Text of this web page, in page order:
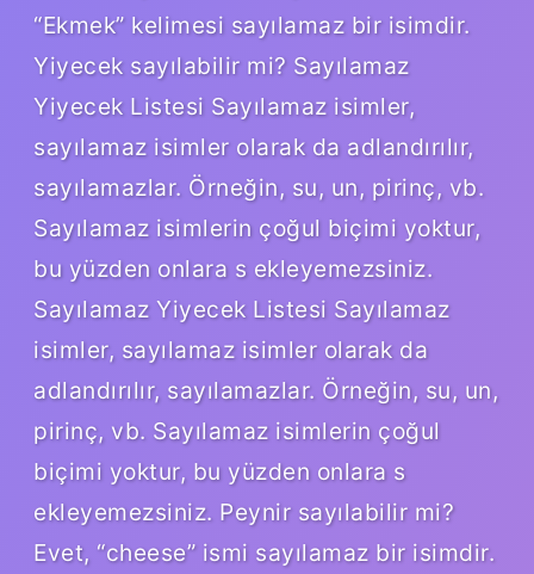
“Ekmek” kelimesi sayılamaz bir isimdir.
Yiyecek sayılabilir mi? Sayılamaz
Yiyecek Listesi Sayılamaz isimler,
sayılamaz isimler olarak da adlandırılır,
sayılamazlar. Örneğin, su, un, pirinç, vb.
Sayılamaz isimlerin çoğul biçimi yoktur,
bu yüzden onlara s ekleyemezsiniz.
Sayılamaz Yiyecek Listesi Sayılamaz
isimler, sayılamaz isimler olarak da
adlandırılır, sayılamazlar. Örneğin, su, un,
pirinç, vb. Sayılamaz isimlerin çoğul
biçimi yoktur, bu yüzden onlara s
ekleyemezsiniz. Peynir sayılabilir mi?
Evet, “cheese” ismi sayılamaz bir isimdir.